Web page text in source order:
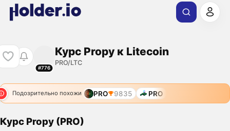
#776
Курс Propy к Litecoin
PRO/LTC
Подозрительно похожи PRO 9835 PRO
Курс Propy (PRO)